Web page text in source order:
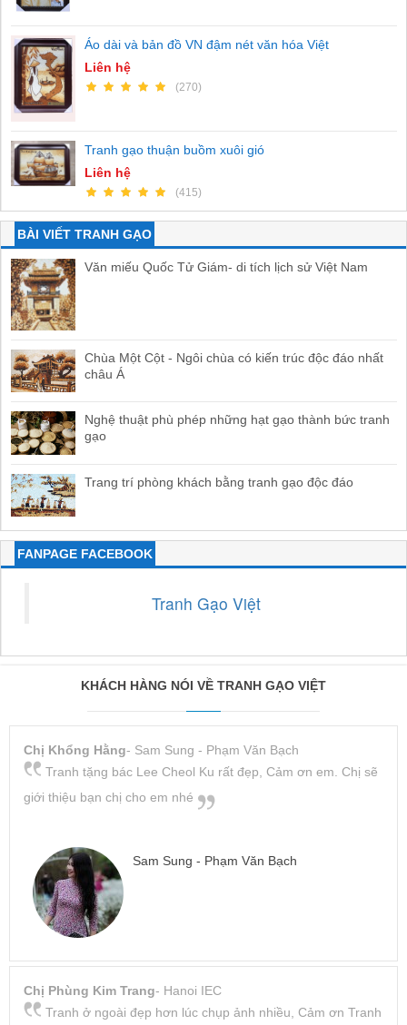
Áo dài và bản đồ VN đậm nét văn hóa Việt
Liên hệ
(270)
Tranh gạo thuận buồm xuôi gió
Liên hệ
(415)
BÀI VIẾT TRANH GẠO
Văn miếu Quốc Tử Giám- di tích lịch sử Việt Nam
Chùa Một Cột - Ngôi chùa có kiến trúc độc đáo nhất
châu Á
Nghệ thuật phù phép những hạt gạo thành bức tranh
gạo
Trang trí phòng khách bằng tranh gạo độc đáo
FANPAGE FACEBOOK
Tranh Gạo Việt
KHÁCH HÀNG NÓI VỀ TRANH GẠO VIỆT
Chị Khổng Hằng- Sam Sung - Phạm Văn Bạch
Tranh tặng bác Lee Cheol Ku rất đẹp, Cảm ơn em. Chị sẽ
giới thiệu bạn chị cho em nhé
Sam Sung - Phạm Văn Bạch
Chị Phùng Kim Trang- Hanoi IEC
Tranh ở ngoài đẹp hơn lúc chụp ảnh nhiều, Cảm ơn Tranh